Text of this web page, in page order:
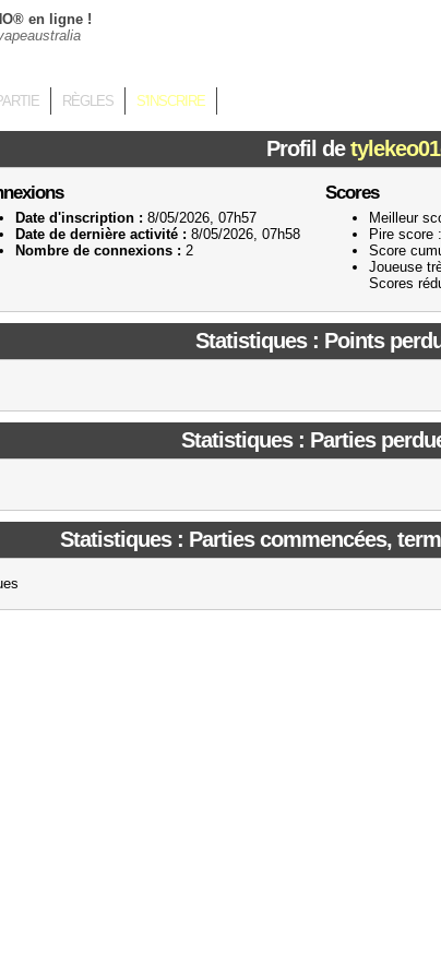
en ligne !
RÈGLES S'INSCRIRE
Profil de
Date d'inscription : 8/05/2026, 07h57
Date de dernière activité : 8/05/2026, 07h58
Nombre de connexions : 2
Scores
Meilleur
Pire score :
Score
Joueuse
Scores
Statistiques : Points
Statistiques : Parties
Statistiques : Parties commencées,